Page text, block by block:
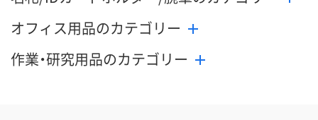
オフィス用品のカテゴリー
作業・研究用品のカテゴリー